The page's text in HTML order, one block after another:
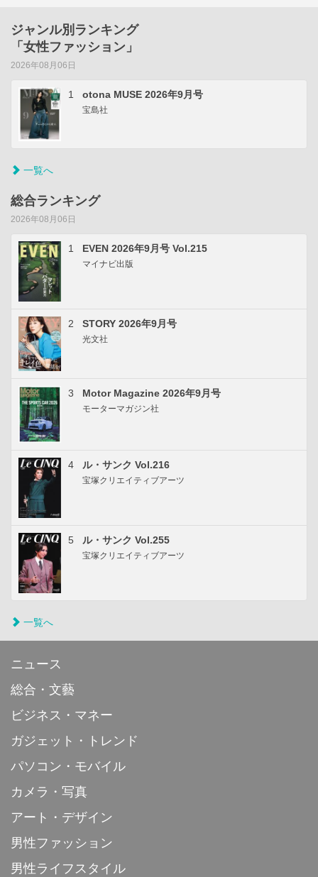
ジャンル別ランキング
「女性ファッション」
2026年08月06日
1 otona MUSE 2026年9月号
宝島社
一覧へ
総合ランキング
2026年08月06日
1 EVEN 2026年9月号 Vol.215
マイナビ出版
2 STORY 2026年9月号
光文社
3 Motor Magazine 2026年9月号
モーターマガジン社
4 ル・サンク Vol.216
宝塚クリエイティブアーツ
5 ル・サンク Vol.255
宝塚クリエイティブアーツ
一覧へ
ニュース
総合・文藝
ビジネス・マネー
ガジェット・トレンド
パソコン・モバイル
カメラ・写真
アート・デザイン
男性ファッション
男性ライフスタイル